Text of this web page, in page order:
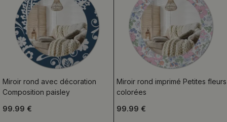
Miroir rond avec décoration
Composition paisley
99.99 €
Miroir rond imprimé Petites fleurs
colorées
99.99 €